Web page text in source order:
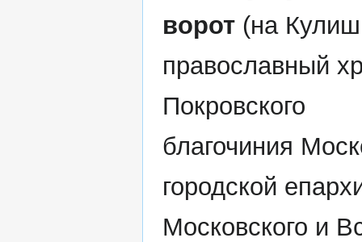
ворот (на
православный
Покровского
благочиния
городской
Московского и